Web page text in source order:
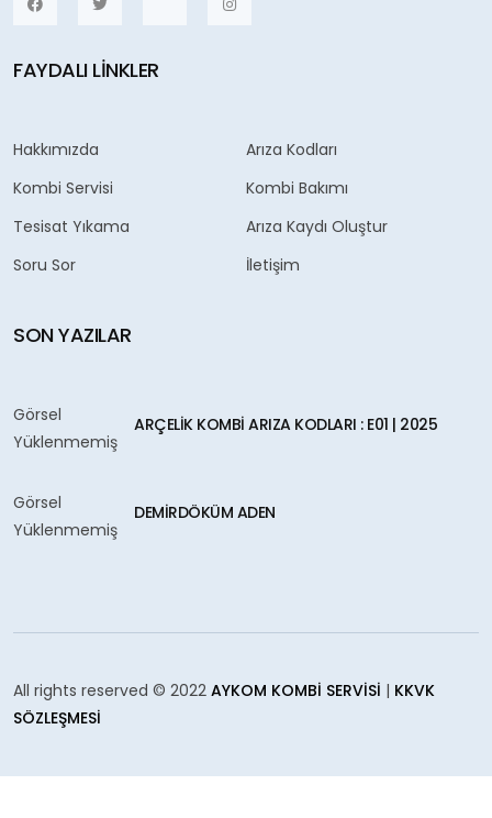
FAYDALI LINKLER
Hakkımızda
Arıza Kodları
Kombi Servisi
Kombi Bakımı
Tesisat Yıkama
Arıza Kaydı Oluştur
Soru Sor
İletişim
SON YAZILAR
Görsel
Yüklenmemiş
ARÇELIK KOMBI ARIZA KODLARI : E01 | 2025
Görsel
Yüklenmemiş
DEMIRDÖKÜM ADEN
All rights reserved © 2022 AYKOM KOMBI SERVISI | KKVK
SÖZLEŞMESI